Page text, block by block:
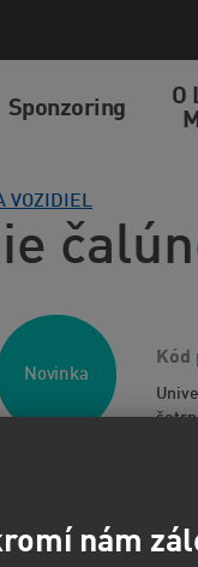
Sponzoring
O
VOZIDIEL
Novinka
Kód
nám